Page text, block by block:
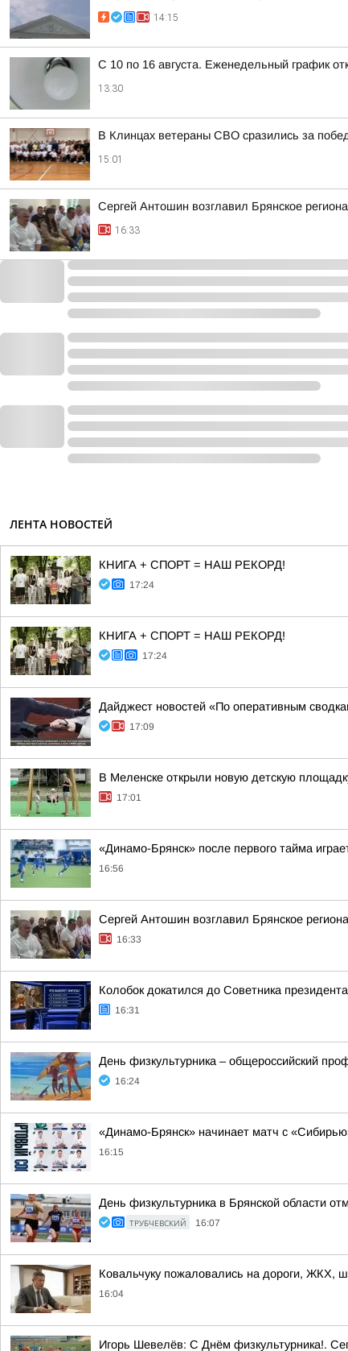
14:15
С 10 по 16 августа. Еженедельный график
13:30
В Клинцах ветераны СВО сразились за
15:01
Сергей Антошин возглавил Брянское
16:33
ЛЕНТА НОВОСТЕЙ
КНИГА + СПОРТ = НАШ РЕКОРД!
17:24
КНИГА + СПОРТ = НАШ РЕКОРД!
17:24
Дайджест новостей «По оперативным
17:09
В Меленске открыли новую детскую
17:01
«Динамо-Брянск» после первого тайма
16:56
Сергей Антошин возглавил Брянское
16:33
Колобок докатился до Советника
16:31
День физкультурника – общероссийский
16:24
«Динамо-Брянск» начинает матч с
16:15
День физкультурника в Брянской области
ТРУБЧЕВСКИЙ 16:07
Ковальчуку пожаловались на дороги, ЖКХ,
16:04
Игорь Шевелёв: С Днём физкультурника!.